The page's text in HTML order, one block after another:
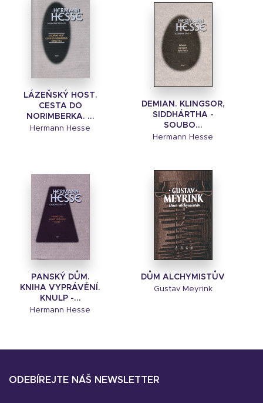
LÁZEŇSKÝ HOST.
CESTA DO
NORIMBERKA. ...
Hermann Hesse
DEMIAN. KLINGSOR,
SIDDHÁRTHA -
SOUBO...
Hermann Hesse
PANSKÝ DŮM.
KNIHA VYPRÁVĚNÍ.
KNULP -...
Hermann Hesse
DŮM ALCHYMISTŮV
Gustav Meyrink
ODEBÍREJTE NÁŠ NEWSLETTER